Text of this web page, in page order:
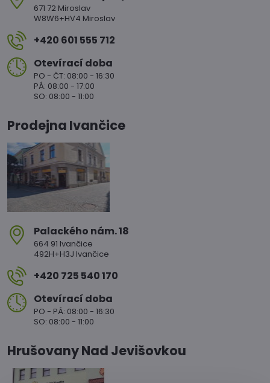
671 72 Miroslav
W8W6+HV4 Miroslav
+420 601 555 712
Otevírací doba
PO - ČT: 08:00 - 16:30
PÁ: 08:00 - 17:00
SO: 08:00 - 11:00
Prodejna Ivančice
Palackého nám​. 18
664 91 Ivančice
492H+H3J Ivančice
+420 725 540 170
Otevírací doba
PO - PÁ: 08:00 - 16:30
SO: 08:00 - 11:00
Hrušovany Nad Jevišovkou